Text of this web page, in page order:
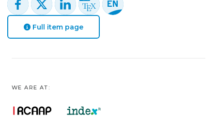
Full item page
WE ARE AT: